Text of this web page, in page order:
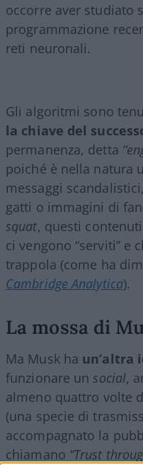
occorre aver studiato
programmazione
reti neuronali.
Gli algoritmi sono
la chiave del
permanenza, detta
poiché è nella natura
messaggi
gatti o immagini di
squat, questi
ci vengono “serviti” e
trappola (come ha
Cambridge Analytica).
La mossa di
Ma Musk ha un’altra
funzionare unsocial,
almeno quattro volte
(una specie di
accompagnato la
chiamano “Trust